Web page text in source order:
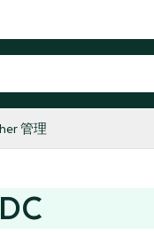
管理